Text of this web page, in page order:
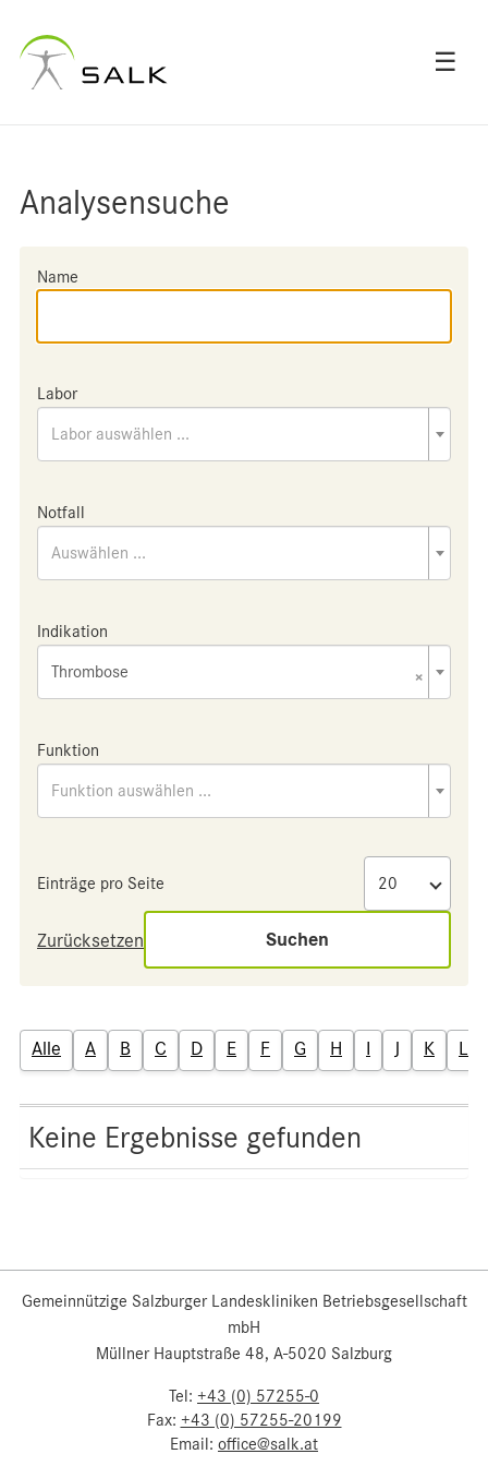
☰
Analysensuche
Name
Labor
Labor auswählen ...
Notfall
Auswählen ...
Indikation
×
Thrombose
Funktion
Funktion auswählen ...
Einträge pro Seite
Zurücksetzen Suchen
Alle A B C D E F G H I J K L
Keine Ergebnisse gefunden
Gemeinnützige Salzburger Landeskliniken Betriebsgesellschaft
mbH
Müllner Hauptstraße 48, A-5020 Salzburg
Tel: +43 (0) 57255-0
Fax: +43 (0) 57255-20199
Email: office@salk.at